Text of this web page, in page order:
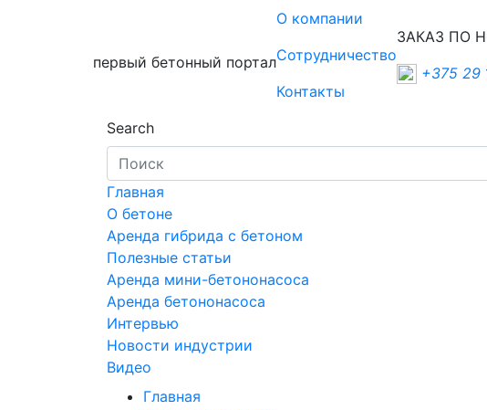
первый бетонный портал
О компании
Сотрудничество
Контакты
ЗАКАЗ ПО
+375 29
Search
Главная
О бетоне
Аренда гибрида с бетоном
Полезные статьи
Аренда мини-бетононасоса
Аренда бетононасоса
Интервью
Новости индустрии
Видео
Главная